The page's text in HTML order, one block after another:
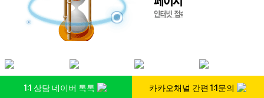
1:1 상담 네이버 톡톡 카카오채널 간편 1:1문의